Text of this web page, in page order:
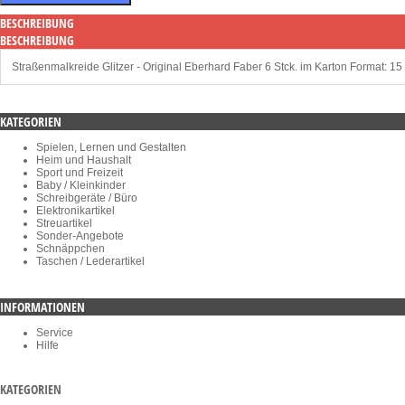
BESCHREIBUNG
BESCHREIBUNG
Straßenmalkreide Glitzer - Original Eberhard Faber 6 Stck. im Karton Format: 15
KATEGORIEN
Spielen, Lernen und Gestalten
Heim und Haushalt
Sport und Freizeit
Baby / Kleinkinder
Schreibgeräte / Büro
Elektronikartikel
Streuartikel
Sonder-Angebote
Schnäppchen
Taschen / Lederartikel
INFORMATIONEN
Service
Hilfe
KATEGORIEN